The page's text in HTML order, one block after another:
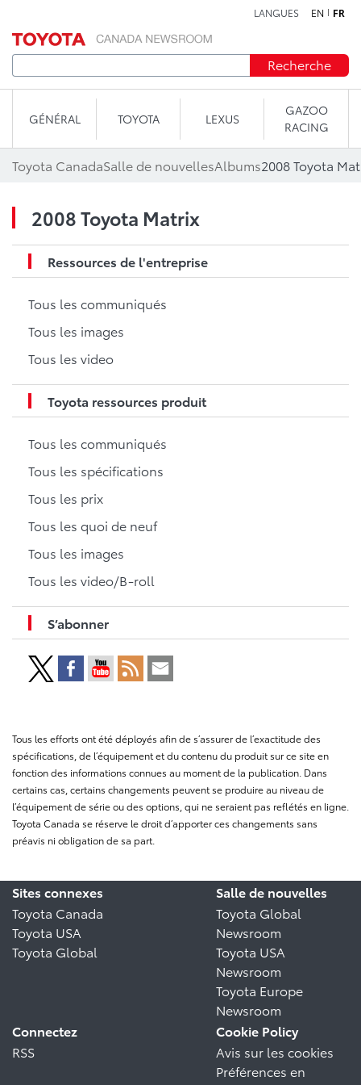
LANGUES EN FR
Recherche
GÉNÉRAL TOYOTA LEXUS
GAZOO
RACING
Toyota CanadaSalle de nouvellesAlbums2008 Toyota
2008 Toyota Matrix
Ressources de l'entreprise
Tous les communiqués
Tous les images
Tous les video
Toyota ressources produit
Tous les communiqués
Tous les spécifications
Tous les prix
Tous les quoi de neuf
Tous les images
Tous les video/B-roll
S’abonner
Tous les efforts ont été déployés afin de s’assurer de l’exactitude des
spécifications, de l’équipement et du contenu du produit sur ce site en
fonction des informations connues au moment de la publication. Dans
certains cas, certains changements peuvent se produire au niveau de
l’équipement de série ou des options, qui ne seraient pas reflétés en ligne.
Toyota Canada se réserve le droit d’apporter ces changements sans
préavis ni obligation de sa part.
Sites connexes
Toyota Canada
Toyota USA
Toyota Global
Salle de nouvelles
Toyota Global
Newsroom
Toyota USA
Newsroom
Toyota Europe
Newsroom
Connectez
RSS
Cookie Policy
Avis sur les cookies
Préférences en